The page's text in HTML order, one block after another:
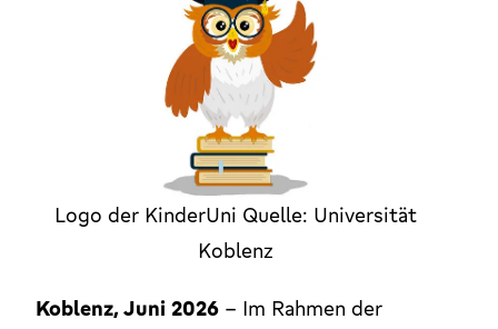
Logo der KinderUni Quelle: Universität
Koblenz
Koblenz, Juni 2026 – Im Rahmen der